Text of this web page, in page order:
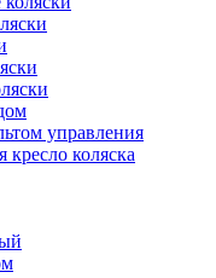
управления
кресло коляска